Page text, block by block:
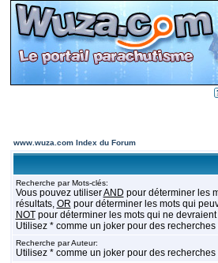
www.wuza.com Index du Forum
Recherche par Mots-clés:
Vous pouvez utiliserAND pour déterminer les
résultats, OR pour déterminer les mots qui
NOTpour déterminer les mots qui ne
Utilisez * comme un joker pour des
Recherche par Auteur:
Utilisez * comme un joker pour des